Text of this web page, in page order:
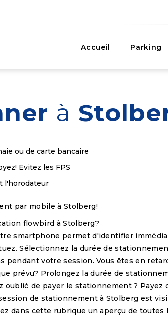
Accueil Parking
à
ou de carte bancaire
Evitez les FPS
l'horodateur
par mobile à Stolberg!
flowbird à Stolberg?
smartphone permet d'identifier
Sélectionnez la durée de
pendant votre session. Vous êtes en
prévu? Prolongez la durée de
oublié de payer le stationnement ? Payez
de stationnement à Stolberg est
dans cette rubrique un aperçu de toutes